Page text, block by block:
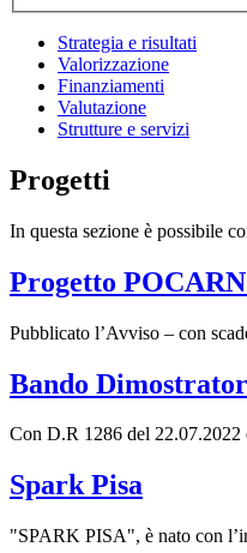
Strategia e risultati
Valorizzazione
Finanziamenti
Valutazione
Strutture e servizi
Progetti
In questa sezione è possibile
Progetto
Pubblicato l’Avviso – con
Bando
Con D.R 1286 del
Spark Pisa
"SPARK PISA", è nato con